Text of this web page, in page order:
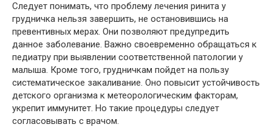
Следует понимать, что проблему лечения ринита у
грудничка нельзя завершить, не остановившись на
превентивных мерах. Они позволяют предупредить
данное заболевание. Важно своевременно обращаться к
педиатру при выявлении соответственной патологии у
малыша. Кроме того, грудничкам пойдет на пользу
систематическое закаливание. Оно повысит устойчивость
детского организма к метеорологическим факторам,
укрепит иммунитет. Но такие процедуры следует
согласовывать с врачом.